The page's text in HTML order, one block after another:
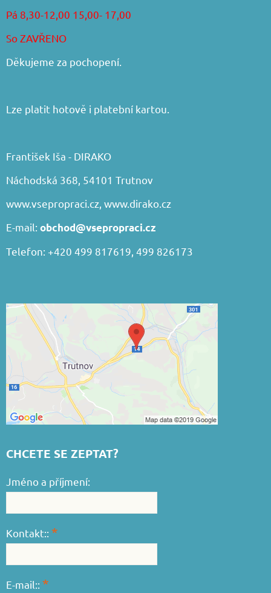
Pá 8,30-12,00 15,00- 17,00
So ZAVŘENO
Děkujeme za pochopení.
Lze platit hotově i platební kartou.
František Iša - DIRAKO
Náchodská 368, 54101 Trutnov
www.vsepropraci.cz, www.dirako.cz
E-mail: obchod@vsepropraci.cz
Telefon: +420 499 817619, 499 826173
CHCETE SE ZEPTAT?
Jméno a příjmení:
Kontakt:: *
E-mail:: *